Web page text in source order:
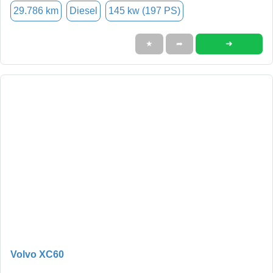
29.786 km Diesel 145 kw (197 PS)
★ ➦ ➜
Volvo XC60